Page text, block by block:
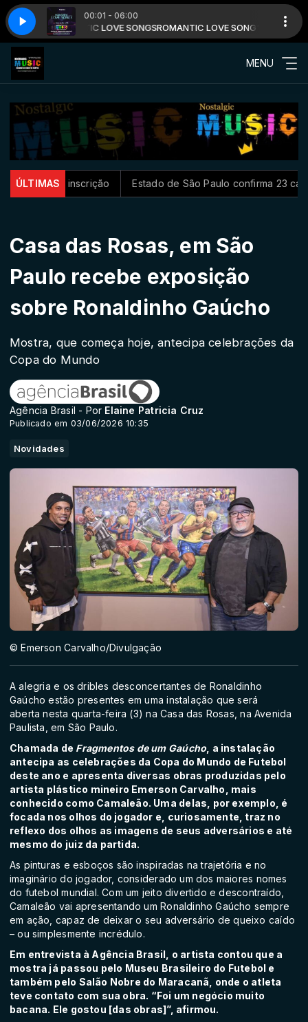
00:01 - 06:00
ROMANTIC LOVE SONGSROMANTIC LOVE SONG'S com ROMANTIC
BEAT C.J.LEWS - REGAE BEAT
MENU
ÚLTIMAS
de inscrição Estado de São Paulo confirma 23 casos de
Casa das Rosas, em São
Paulo recebe exposição
sobre Ronaldinho Gaúcho
Mostra, que começa hoje, antecipa celebrações da
Copa do Mundo
Agência Brasil - Por Elaine Patricia Cruz
Publicado em 03/06/2026 10:35
Novidades
© Emerson Carvalho/Divulgação
A alegria e os dribles desconcertantes de Ronaldinho
Gaúcho estão presentes em uma instalação que será
aberta nesta quarta-feira (3) na Casa das Rosas, na Avenida
Paulista, em São Paulo.
Chamada de Fragmentos de um Gaúcho , a instalação
antecipa as celebrações da Copa do Mundo de Futebol
deste ano e apresenta diversas obras produzidas pelo
artista plástico mineiro Emerson Carvalho, mais
conhecido como Camaleão. Uma delas, por exemplo, é
focada nos olhos do jogador e, curiosamente, traz no
reflexo dos olhos as imagens de seus adversários e até
mesmo do juiz da partida.
As pinturas e esboços são inspiradas na trajetória e no
imaginário do jogador, considerado um dos maiores nomes
do futebol mundial. Com um jeito divertido e descontraído,
Camaleão vai apresentando um Ronaldinho Gaúcho sempre
em ação, capaz de deixar o seu adversário de queixo caído
– ou simplesmente incrédulo.
Em entrevista à Agência Brasil, o artista contou que a
mostra já passou pelo Museu Brasileiro do Futebol e
também pelo Salão Nobre do Maracanã, onde o atleta
teve contato com sua obra. “Foi um negócio muito
bacana. Ele gostou [das obras]”, afirmou.